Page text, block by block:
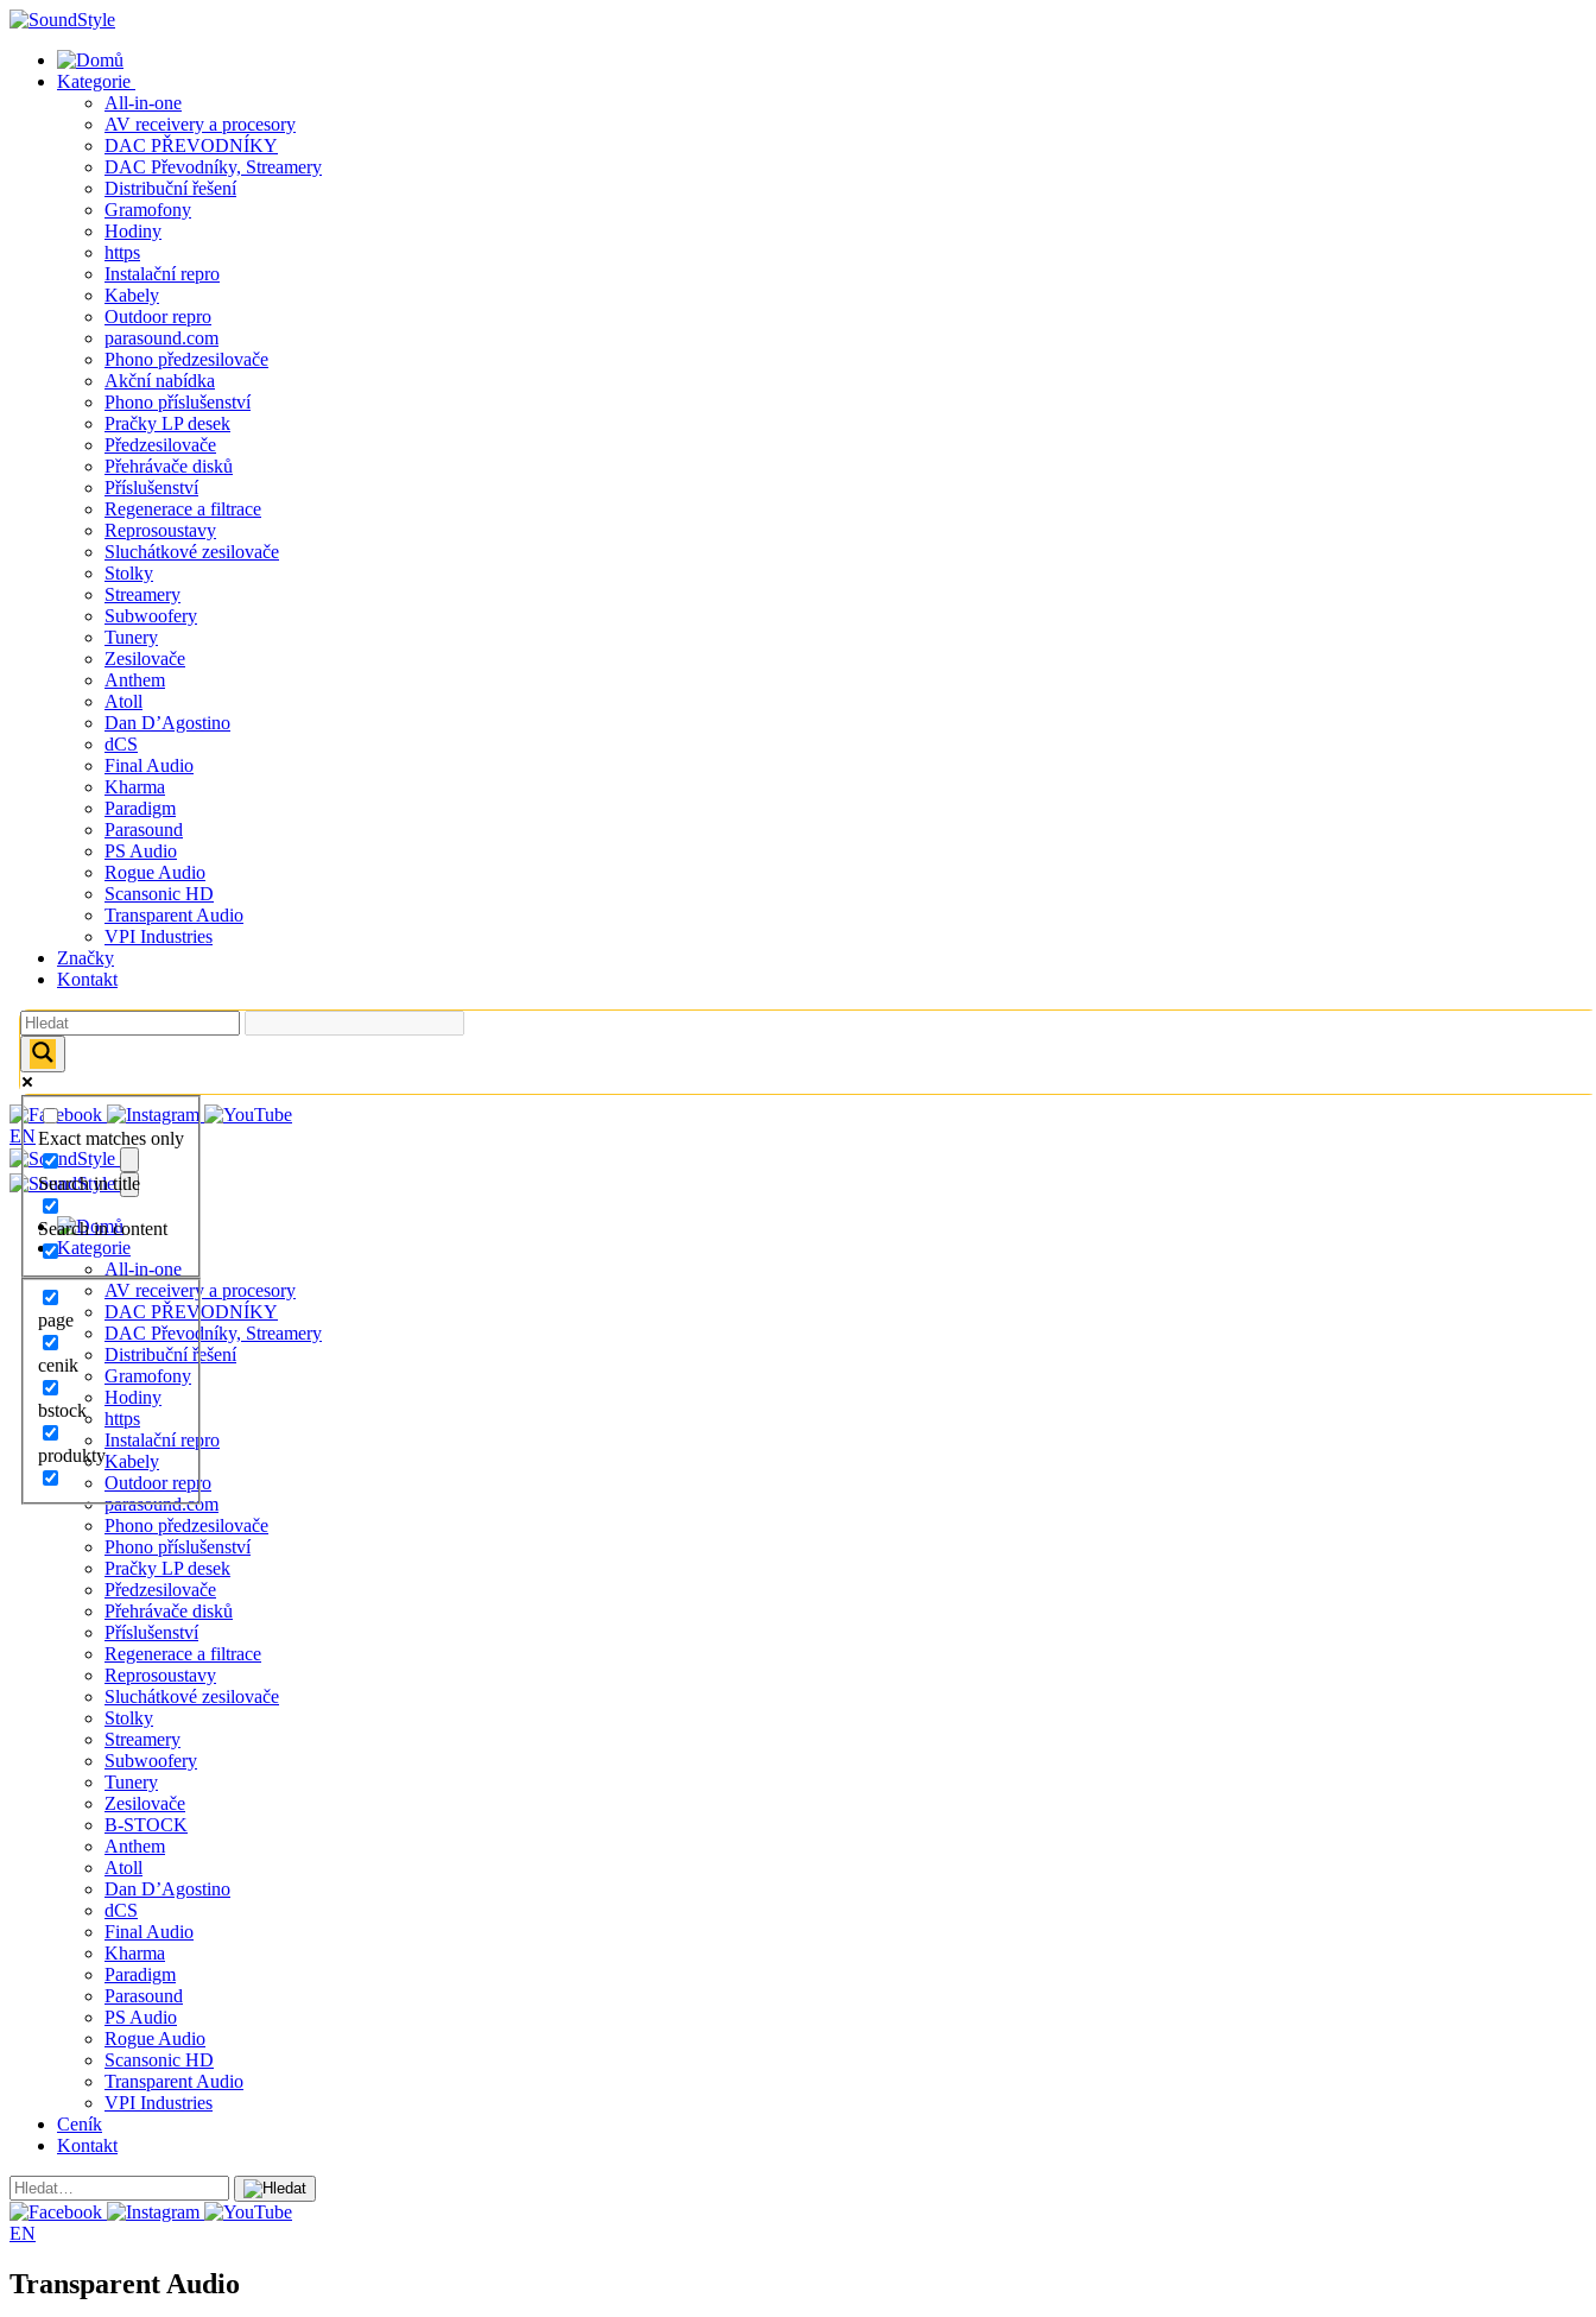
Skip
content
Kategorie
All-in-one
AV receivery a procesory
DAC PŘEVODNÍKY
DAC Převodníky, Streamery
Distribuční řešení
Gramofony
Hodiny
https
Instalační repro
Kabely
Outdoor repro
parasound.com
Phono předzesilovače
Akční nabídka
Phono příslušenství
Pračky LP desek
Předzesilovače
Přehrávače disků
Příslušenství
Regenerace a filtrace
Reprosoustavy
Sluchátkové zesilovače
Stolky
Streamery
Subwoofery
Tunery
Zesilovače
Anthem
Atoll
Dan D’Agostino
dCS
Final Audio
Kharma
Paradigm
Parasound
PS Audio
Rogue Audio
Scansonic HD
Transparent Audio
VPI Industries
Značky
Kontakt
Exact matches only
Search in title
Search in content
page
cenik
bstock
produkty
EN
Kategorie
All-in-one
AV receivery a procesory
DAC PŘEVODNÍKY
DAC Převodníky, Streamery
Distribuční řešení
Gramofony
Hodiny
https
Instalační repro
Kabely
Outdoor repro
parasound.com
Phono předzesilovače
Phono příslušenství
Pračky LP desek
Předzesilovače
Přehrávače disků
Příslušenství
Regenerace a filtrace
Reprosoustavy
Sluchátkové zesilovače
Stolky
Streamery
Subwoofery
Tunery
Zesilovače
B-STOCK
Anthem
Atoll
Dan D’Agostino
dCS
Final Audio
Kharma
Paradigm
Parasound
PS Audio
Rogue Audio
Scansonic HD
Transparent Audio
VPI Industries
Ceník
Kontakt
EN
Transparent Audio